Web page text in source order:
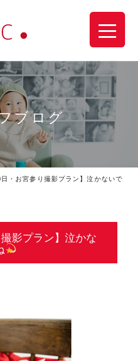
ブログ
日・お宮参り撮影プラン】泣かないで
影プラン】泣かな